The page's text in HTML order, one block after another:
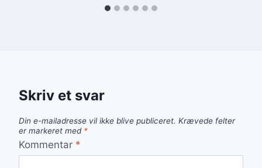
Skriv et svar
Din e-mailadresse vil ikke blive publiceret. Krævede felter
er markeret med *
Kommentar *